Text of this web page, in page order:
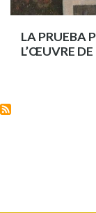
LA PRUEBA
L’ŒUVRE